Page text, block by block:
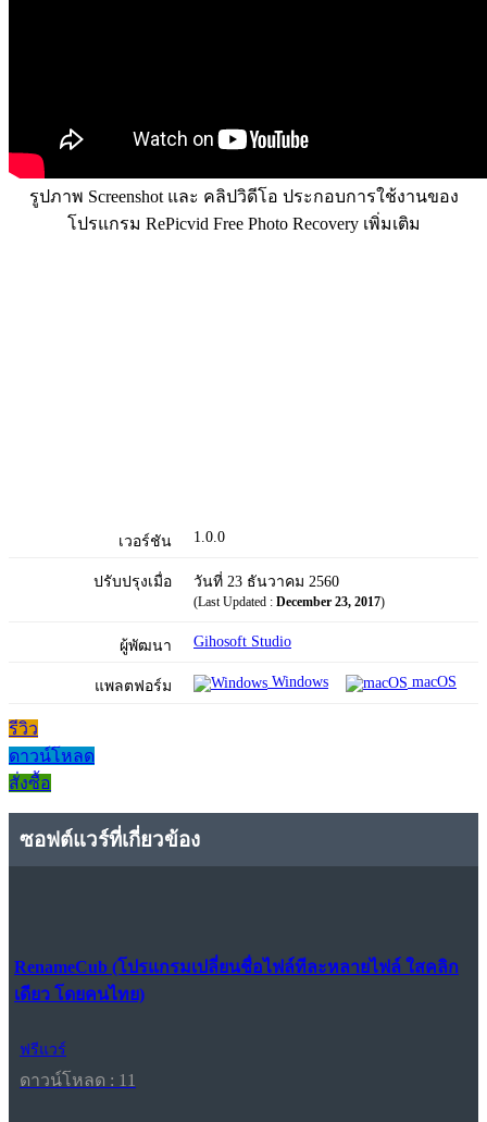
รูปภาพ Screenshot และ คลิปวิดีโอ ประกอบการใช้งานของ
โปรแกรม RePicvid Free Photo Recovery เพิ่มเติม
เวอร์ชัน 1.0.0
ปรับปรุงเมื่อ วันที่ 23 ธันวาคม 2560
(Last Updated : December 23, 2017)
ผู้พัฒนา Gihosoft Studio
แพลตฟอร์ม Windows macOS
รีวิว
ดาวน์โหลด
สั่งซื้อ
ซอฟต์แวร์ที่เกี่ยวข้อง
RenameCub (โปรแกรมเปลี่ยนชื่อไฟล์ทีละหลายไฟล์ ใสคลิก
เดียว โดยคนไทย)
ฟรีแวร์
ดาวน์โหลด : 11